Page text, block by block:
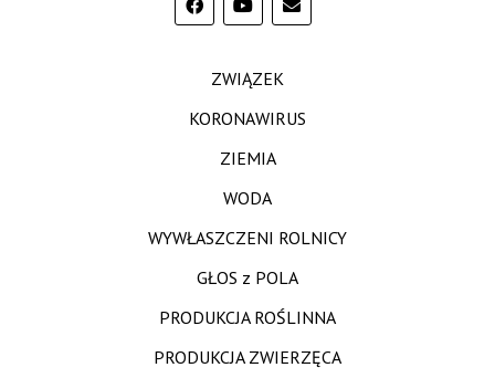
ZWIĄZEK
KORONAWIRUS
ZIEMIA
WODA
WYWŁASZCZENI ROLNICY
GŁOS z POLA
PRODUKCJA ROŚLINNA
PRODUKCJA ZWIERZĘCA